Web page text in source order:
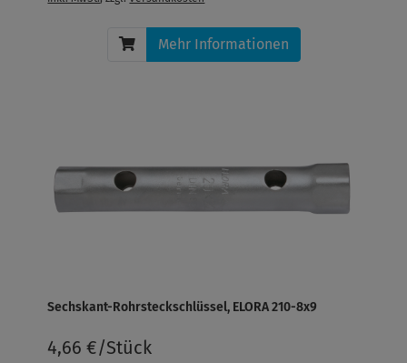
Mehr Informationen
Sechskant-Rohrsteckschlüssel, ELORA 210-8x9
4,66 €/Stück